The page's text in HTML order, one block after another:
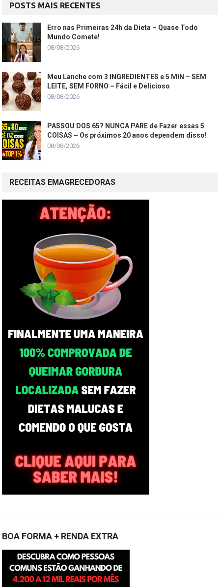
POSTS MAIS RECENTES
Erro nas Primeiras 24h da Dieta – Quase Todo
Mundo Comete!
08/08/2026
Meu Lanche com 3 INGREDIENTES e 5 MIN – SEM
LEITE, SEM FORNO – Fácil e Delicioso
08/08/2026
PASSOU DOS 65? NUNCA PARE de Fazer essas 5
COISAS – Os próximos 20 anos dependem disso!
08/08/2026
RECEITAS EMAGRECEDORAS
BOA FORMA + RENDA EXTRA